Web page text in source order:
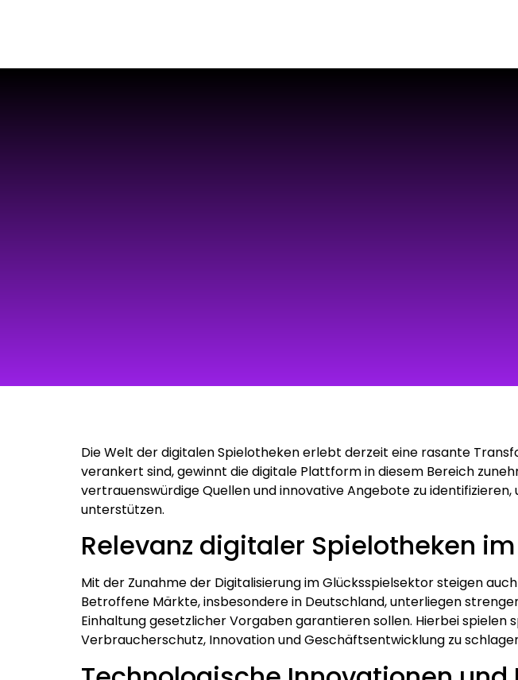
Die Welt der digitalen Spielotheken erlebt derzeit eine rasante
verankert sind, gewinnt die digitale Plattform in diesem Bereich
vertrauenswürdige Quellen und innovative Angebote zu
unterstützen.
Relevanz digitaler Spielotheken
Mit der Zunahme der Digitalisierung im Glücksspielsektor steigen
Betroffene Märkte, insbesondere in Deutschland, unterliegen
Einhaltung gesetzlicher Vorgaben garantieren sollen. Hierbei
Verbraucherschutz, Innovation und Geschäftsentwicklung zu